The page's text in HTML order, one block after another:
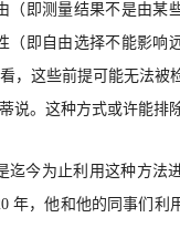
（即测量结果不是由某
（即自由选择不能影响
，这些前提可能无法被
说。这种方式或许能排
迄今为止利用这种方法
年，他和他的同事们利